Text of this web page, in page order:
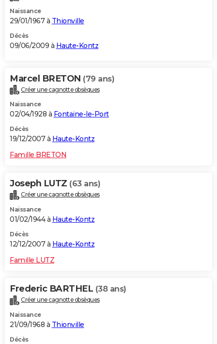
Naissance
29/01/1967 à Thionville
Décès
09/06/2009 à Haute-Kontz
Marcel BRETON (79 ans)
Créer une cagnotte obsèques
Naissance
02/04/1928 à Fontaine-le-Port
Décès
19/12/2007 à Haute-Kontz
Famille BRETON
Joseph LUTZ (63 ans)
Créer une cagnotte obsèques
Naissance
01/02/1944 à Haute-Kontz
Décès
12/12/2007 à Haute-Kontz
Famille LUTZ
Frederic BARTHEL (38 ans)
Créer une cagnotte obsèques
Naissance
21/09/1968 à Thionville
Décès